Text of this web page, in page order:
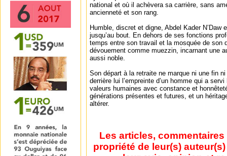
national et où il achèvera sa carrière, sans
ancienneté et son rang.
Humble, discret et digne, Abdel Kader N’Daw
jusqu’au bout. En dehors de ses fonctions
temps entre son travail et la mosquée de son
dévouement comme muezzin, incarnant une
aussi noble.
Son départ à la retraite ne marque ni une fin
derrière lui l’empreinte d’un homme qui a
valeurs humaines avec constance et
générations présentes et futures, et un
altérer.
Les articles,
propriété de leur(s)